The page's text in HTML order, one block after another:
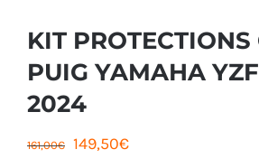
KIT PROTECTIONS
PUIG YAMAHA
2024
161,00€ Le
149,50€Le